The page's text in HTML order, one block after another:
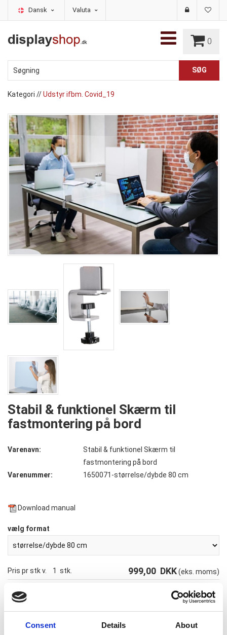
Consent Details About
Dansk Valuta
0
Kategori //Udstyr ifbm. Covid_19
Stabil & funktionel Skærm til
fastmontering på bord
Varenavn:
Stabil & funktionel Skærm til
fastmontering på bord
Varenummer:
1650071-størrelse/dybde 80 cm
Download manual
vælg format
Pris pr stk v. 1 stk. 999,00 DKK(eks. moms)